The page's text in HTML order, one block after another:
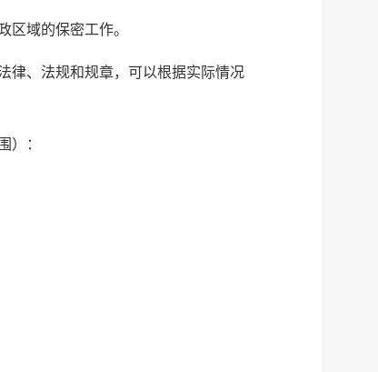
区域的保密工作。
律、法规和规章，可以根据实际情况
）：